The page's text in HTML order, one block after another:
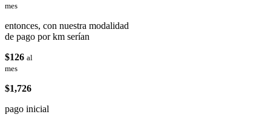
mes
entonces, con nuestra modalidad
de pago por km serían
$126 al
mes
$1,726
pago inicial